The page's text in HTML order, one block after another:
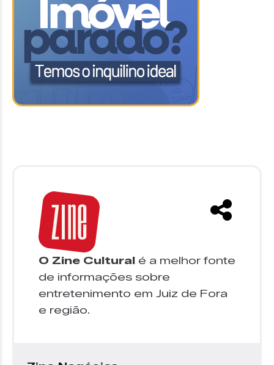
O Zine Cultural é a melhor fonte
de informações sobre
entretenimento em Juiz de Fora
e região.